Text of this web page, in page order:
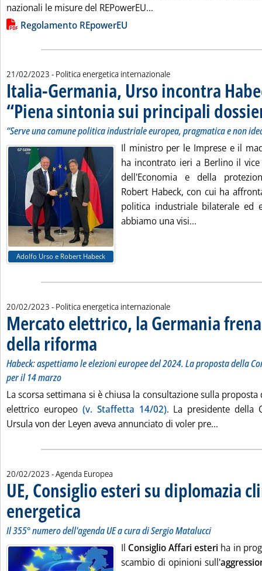
nazionali le misure del REPowerEU...
Lista allegati PDF alla notizia
Regolamento REpowerEU
21/02/2023 - Politica energetica internazionale
Italia-Germania, Urso incontra
“Piena sintonia sui principali
“Serve una comune politica industriale europea, pragmatica e non
Adolfo Urso e Robert Habeck
Il ministro per le Imprese e il
ha incontrato ieri a Berlino il
dell'Economia e della
Robert Habeck, con cui ha
politica industriale bilaterale ed
abbiamo una visi...
20/02/2023 - Politica energetica internazionale
Mercato elettrico, la Germania
della riforma
Habeck: aspettiamo le elezioni europee del 2024. La proposta della
per il 14 marzo
La scorsa settimana si è chiusa la consultazione sulla
elettrico europeo (v. Staffetta 14/02). La presidente della
Ursula von der Leyen aveva annunciato di voler pre...
20/02/2023 - Agenda Europea
UE, Consiglio esteri su diplomazia
energetica . Sottotitolo: Il 355° numero dell'agenda UE a cura di Sergio
. Pubblicata lunedì 20 febbraio 2023 alle 13.16.
Il 355° numero dell'agenda UE a cura di Sergio Matalucci
Il Consiglio Affari esteri ha in
scambio di opinioni sull'